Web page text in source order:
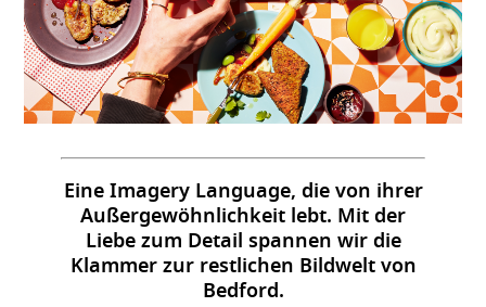
Eine Imagery Language, die von ihrer
Außergewöhnlichkeit lebt. Mit der
Liebe zum Detail spannen wir die
Klammer zur restlichen Bildwelt von
Bedford.